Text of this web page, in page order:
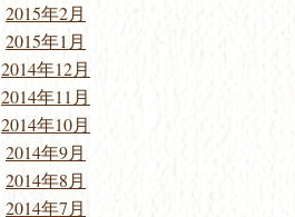
2015年2月
2015年1月
2014年12月
2014年11月
2014年10月
2014年9月
2014年8月
2014年7月